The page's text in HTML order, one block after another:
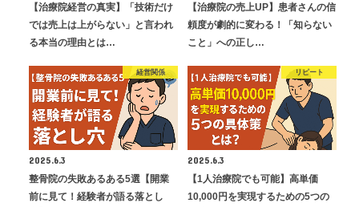
【治療院経営の真実】「技術だけ
では売上は上がらない」と言われ
る本当の理由とは…
【治療院の売上UP】患者さんの信
頼度が劇的に変わる！「知らない
こと」への正し…
経営関係
2025.6.3
整骨院の失敗あるある5選【開業
前に見て！経験者が語る落とし
リピート
2025.6.3
【1人治療院でも可能】高単価
10,000円を実現するための5つの